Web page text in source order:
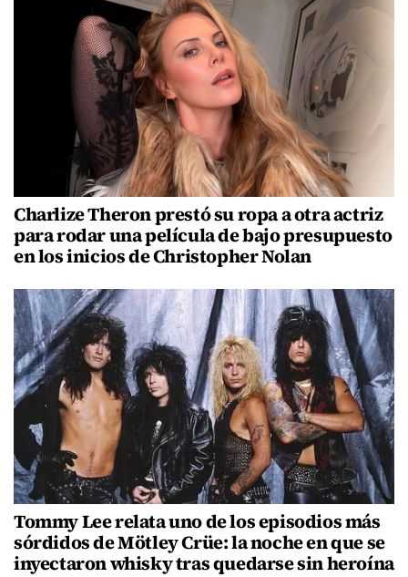
Charlize Theron prestó su ropa a otra actriz
para rodar una película de bajo presupuesto
en los inicios de Christopher Nolan
Tommy Lee relata uno de los episodios más
sórdidos de Mötley Crüe: la noche en que se
inyectaron whisky tras quedarse sin heroína